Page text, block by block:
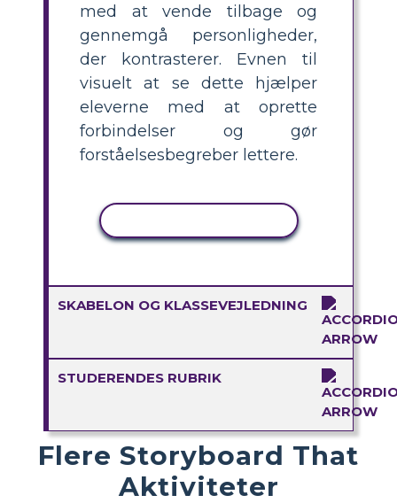
med at vende tilbage og
gennemgå personligheder,
der kontrasterer. Evnen til
visuelt at se dette hjælper
eleverne med at oprette
forbindelser og gør
forståelsesbegreber lettere.
SKABELON OG KLASSEVEJLEDNING
STUDERENDES RUBRIK
Flere Storyboard That
Aktiviteter